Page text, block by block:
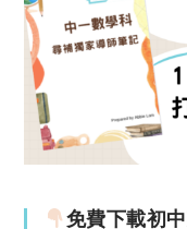
免費下載初